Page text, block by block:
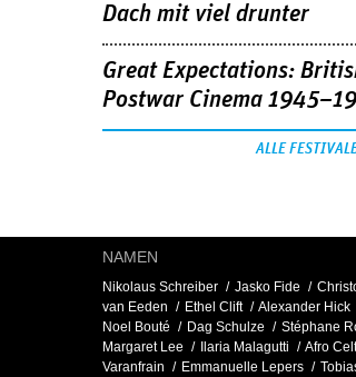
Dach mit viel drunter
Great Expectations:
Postwar Cinema
ALLE
NAMEN
Nikolaus Schreiber Jasko Fide
van Eeden
Ethel Clift Alexander Hick
Noel Bouté
Dag Schulze Stéphane
Margaret Lee
Ilaria Malagutti Afro
Va­ranfrain
Emmanuelle Lepers